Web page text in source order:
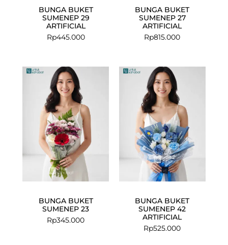
BUNGA BUKET
SUMENEP 29
ARTIFICIAL
Rp445.000
BUNGA BUKET
SUMENEP 27
ARTIFICIAL
Rp815.000
BUNGA BUKET
SUMENEP 23
Rp345.000
BUNGA BUKET
SUMENEP 42
ARTIFICIAL
Rp525.000